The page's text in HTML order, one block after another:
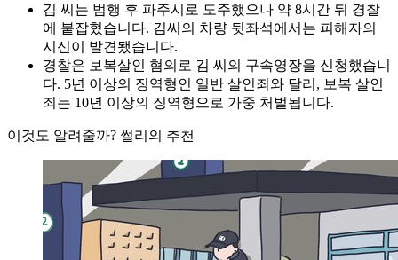
김 씨는 범행 후 파주시로 도주했으나 약 8시간 뒤 경찰
에 붙잡혔습니다. 김씨의 차량 뒷좌석에서는 피해자의
시신이 발견됐습니다.
경찰은 보복살인 혐의로 김 씨의 구속영장을 신청했습니
다. 5년 이상의 징역형인 일반 살인죄와 달리, 보복 살인
죄는 10년 이상의 징역형으로 가중 처벌됩니다.
이것도 알려줄까? 썰리의 추천